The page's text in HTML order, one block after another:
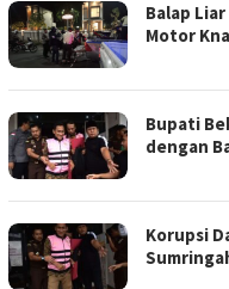
Balap
Motor
Bupati
dengan
Korupsi